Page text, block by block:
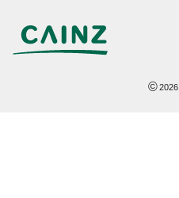
©2026